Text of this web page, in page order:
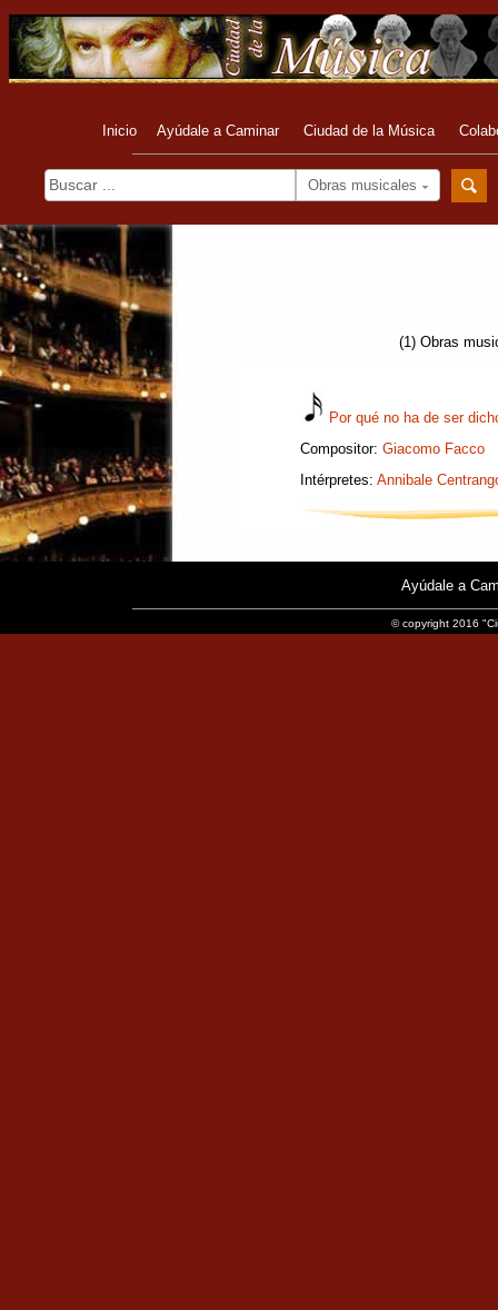
Inicio Ayúdale a Caminar Ciudad de la Música
Obras musicales
(1) Obras
Por qué no ha de ser
Compositor: Giacomo Facco
Intérpretes: Annibale
Ayúdale a
© copyright 2016